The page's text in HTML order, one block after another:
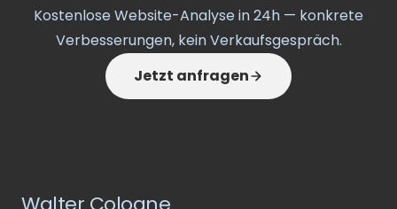
Kostenlose Website-Analyse in 24h — konkrete
Verbesserungen, kein Verkaufsgespräch.
Jetzt anfragen